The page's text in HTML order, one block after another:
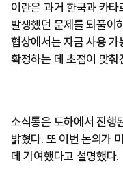
이란은 과거 한국과 카
발생했던 문제를 되풀이
협상에서는 자금 사용
확정하는 데 초점이 맞춰
소식통은 도하에서 진행
밝혔다. 또 이번 논의가
데 기여했다고 설명했다.